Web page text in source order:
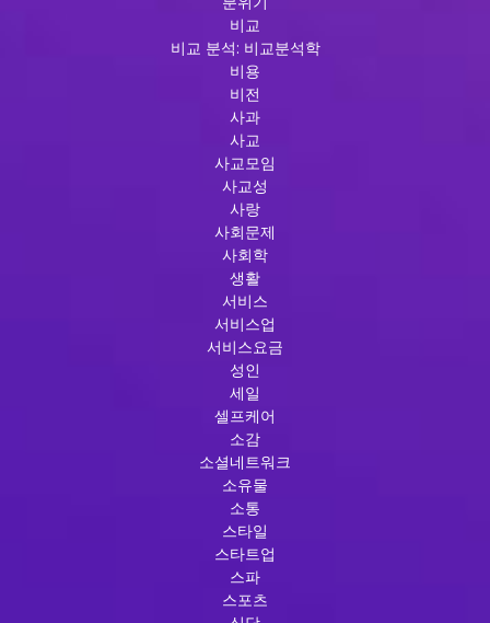
비교
비교 분석: 비교분석학
비용
비전
사과
사교
사교모임
사교성
사랑
사회문제
사회학
생활
서비스
서비스업
서비스요금
성인
세일
셀프케어
소감
소셜네트워크
소유물
소통
스타일
스타트업
스파
스포츠